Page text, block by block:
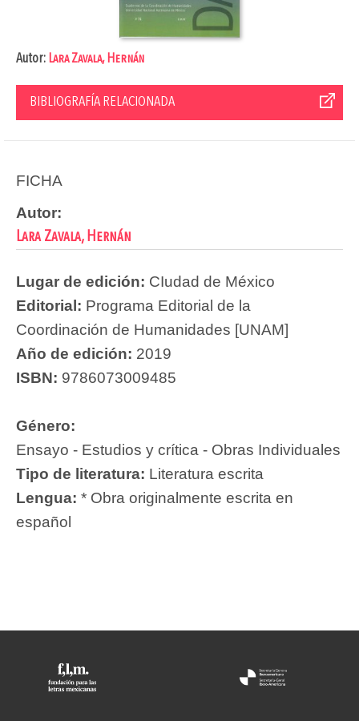
Autor: Lara Zavala, Hernán
BIBLIOGRAFÍA RELACIONADA
FICHA
Autor:
Lara Zavala, Hernán
Lugar de edición: CIudad de México
Editorial: Programa Editorial de la
Coordinación de Humanidades [UNAM]
Año de edición: 2019
ISBN: 9786073009485
Género:
Ensayo - Estudios y crítica - Obras Individuales
Tipo de literatura: Literatura escrita
Lengua: * Obra originalmente escrita en
español